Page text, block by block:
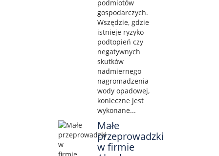
podmiotów
gospodarczych.
Wszędzie, gdzie
istnieje ryzyko
podtopień czy
negatywnych
skutków
nadmiernego
nagromadzenia
wody opadowej,
konieczne jest
wykonane...
Małe
przeprowadzki
w firmie